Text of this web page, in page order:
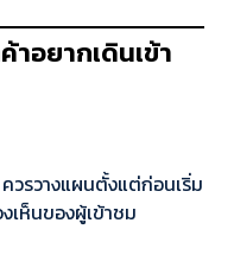
อยากเดินเข้า
วรวางแผนตั้งแต่ก่อนเริ่ม
เห็นของผู้เข้าชม